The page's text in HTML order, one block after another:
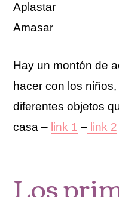
Aplastar
Amasar
Hay un montón de
hacer con los
diferentes objetos
casa – link 1 – link 2
Los